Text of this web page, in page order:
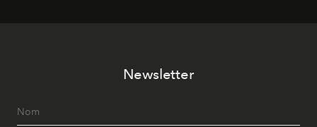
Newsletter